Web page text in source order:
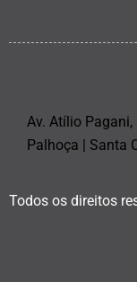
Av. Atílio
Palhoça | Santa
Todos os direitos